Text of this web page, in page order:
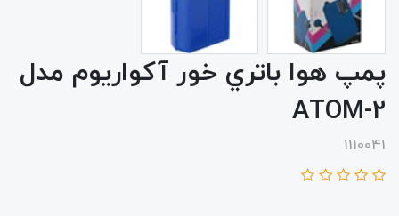
پمپ هوا باتري خور آکواریوم مدل
ATOM-2
1110041